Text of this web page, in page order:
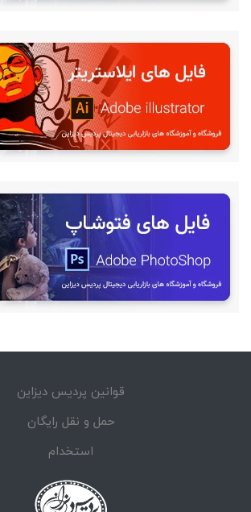
قوانین پردیس دیزاین
حمل و نقل رایگان
استخدام